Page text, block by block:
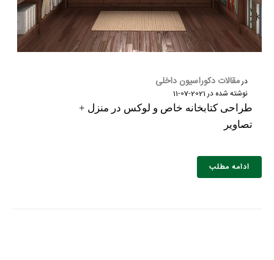
درمقالات دکوراسیون داخلی
نوشته شده در2021-07-11
طراحی کتابخانه خاص و لوکس در منزل +
تصاویر
ادامه مطلب